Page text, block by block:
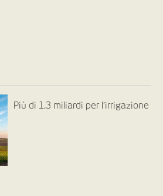
Più di 1,3 miliardi per l’irrigazione